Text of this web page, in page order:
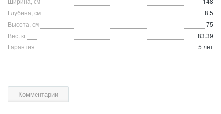
Глубина, см
8.5
Высота, см
75
Вес, кг
83.39
Гарантия
5 лет
Комментарии